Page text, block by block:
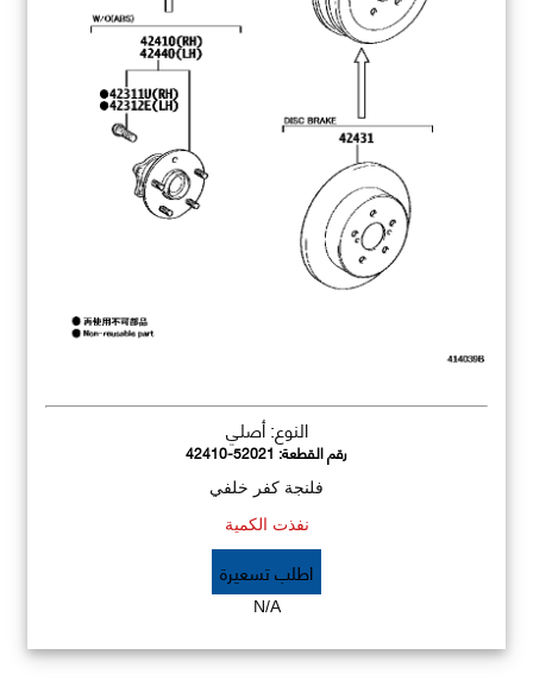
النوع: أصلي
رقم القطعة:42410-52021
فلنجة كفر خلفي
نفذت الكمية
اطلب تسعيرة
N/A